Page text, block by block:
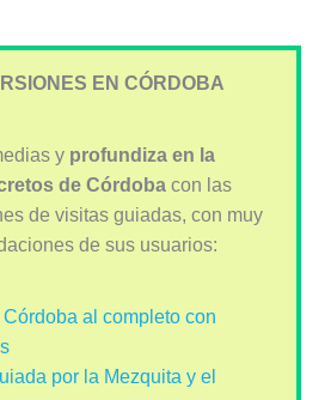
EN CÓRDOBA
y profundiza en la
de Córdobacon las
de visitas guiadas, con muy
de sus usuarios:
Córdoba al completo con
por la Mezquita y el